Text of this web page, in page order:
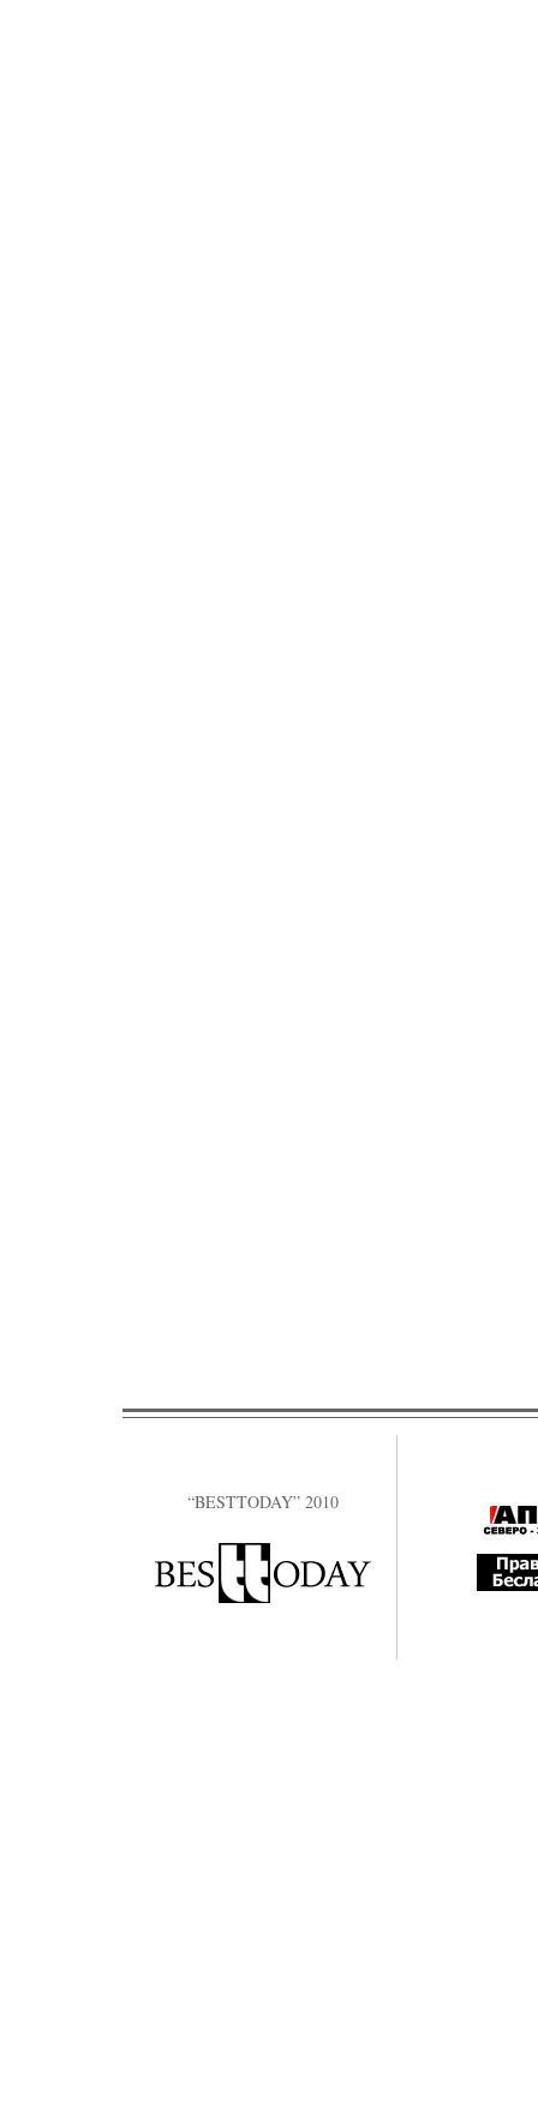
“BESTTODAY” 2010